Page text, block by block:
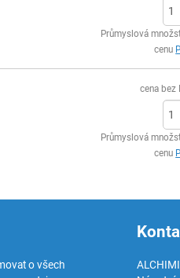
Průmyslová
cenu
cena bez
Průmyslová
cenu
o všech